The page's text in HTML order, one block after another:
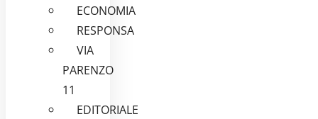
ECONOMIA
RESPONSA
VIA
PARENZO
11
EDITORIALE